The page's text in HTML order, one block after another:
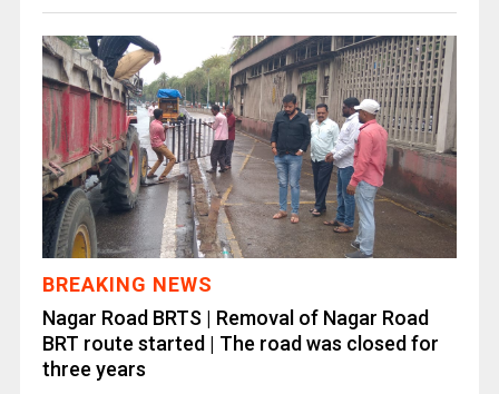
BREAKING NEWS
Nagar Road BRTS | Removal of Nagar Road
BRT route started | The road was closed for
three years